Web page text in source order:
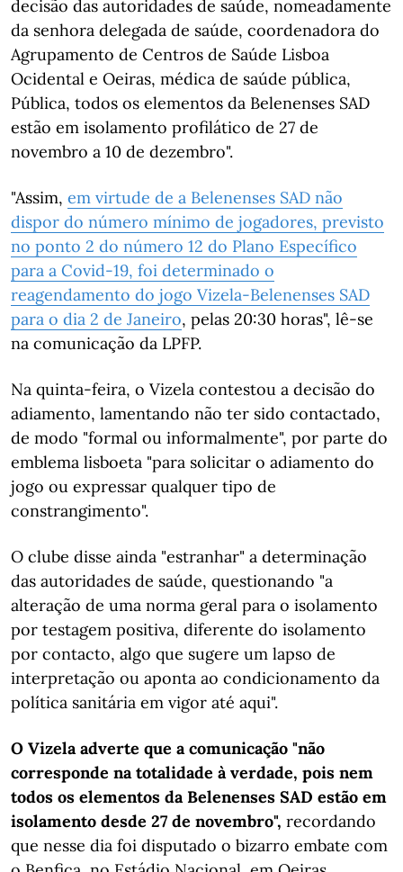
decisão das autoridades de saúde, nomeadamente
da senhora delegada de saúde, coordenadora do
Agrupamento de Centros de Saúde Lisboa
Ocidental e Oeiras, médica de saúde pública,
Pública, todos os elementos da Belenenses SAD
estão em isolamento profilático de 27 de
novembro a 10 de dezembro".
"Assim, em virtude de a Belenenses SAD não
dispor do número mínimo de jogadores, previsto
no ponto 2 do número 12 do Plano Específico
para a Covid-19, foi determinado o
reagendamento do jogo Vizela-Belenenses SAD
para o dia 2 de Janeiro, pelas 20:30 horas", lê-se
na comunicação da LPFP.
Na quinta-feira, o Vizela contestou a decisão do
adiamento, lamentando não ter sido contactado,
de modo "formal ou informalmente", por parte do
emblema lisboeta "para solicitar o adiamento do
jogo ou expressar qualquer tipo de
constrangimento".
O clube disse ainda "estranhar" a determinação
das autoridades de saúde, questionando "a
alteração de uma norma geral para o isolamento
por testagem positiva, diferente do isolamento
por contacto, algo que sugere um lapso de
interpretação ou aponta ao condicionamento da
política sanitária em vigor até aqui".
O Vizela adverte que a comunicação "não
corresponde na totalidade à verdade, pois nem
todos os elementos da Belenenses SAD estão em
isolamento desde 27 de novembro", recordando
que nesse dia foi disputado o bizarro embate com